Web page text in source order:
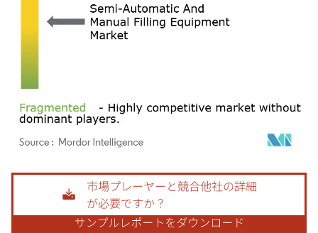
画像 © Mordor Intelligence。再利用にはCC BY 4.0の表示が必要です。